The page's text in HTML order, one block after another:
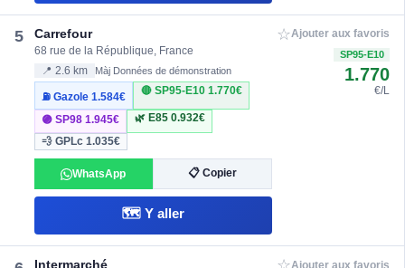
5 Carrefour
68 rue de la République, France
📍 2.6 km Màj Données de démonstration
⛽ Gazole1.584€
🔴 SP95-E10 1.770€
🟣 SP981.945€ 🌿 E85 0.932€
💨 GPLc1.035€
WhatsApp 📋 Copier
🗺️ Y aller
☆Ajouter aux favoris
SP95-E10
1.770
€/L
Intermarché
Ajouter aux favoris